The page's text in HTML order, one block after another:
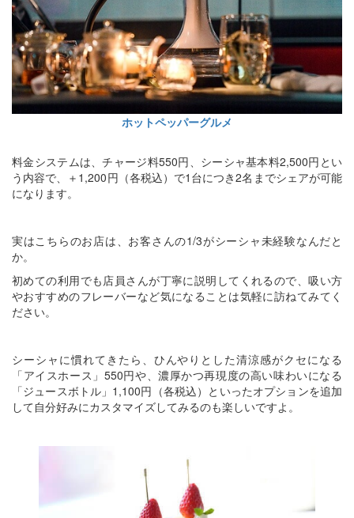
ホットペッパーグルメ
料金システムは、チャージ料550円、シーシャ基本料2,500円とい
う内容で、＋1,200円（各税込）で1台につき2名までシェアが可能
になります。
実はこちらのお店は、お客さんの1/3がシーシャ未経験なんだと
か。
初めての利用でも店員さんが丁寧に説明してくれるので、吸い方
やおすすめのフレーバーなど気になることは気軽に訪ねてみてく
ださい。
シーシャに慣れてきたら、ひんやりとした清涼感がクセになる
「アイスホース」550円や、濃厚かつ再現度の高い味わいになる
「ジュースボトル」1,100円（各税込）といったオプションを追加
して自分好みにカスタマイズしてみるのも楽しいですよ。